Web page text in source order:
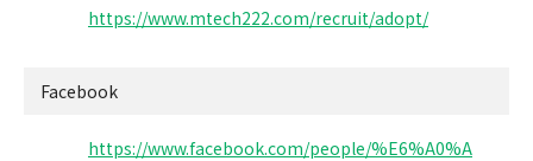
https://www.mtech222.com/recruit/adopt/
Facebook
https://www.facebook.com/people/%E6%A0%A